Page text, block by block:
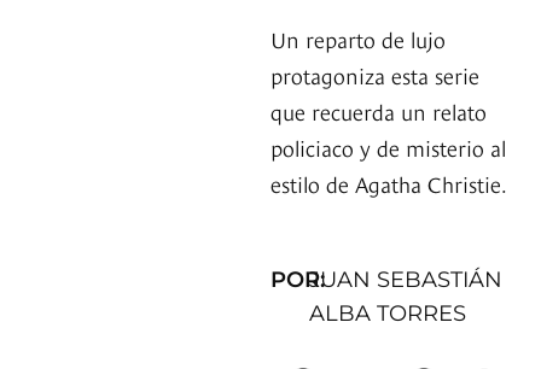
Un reparto de lujo
protagoniza esta serie
que recuerda un relato
policiaco y de misterio al
estilo de Agatha Christie.
POR:JUAN SEBASTIÁN
ALBA TORRES